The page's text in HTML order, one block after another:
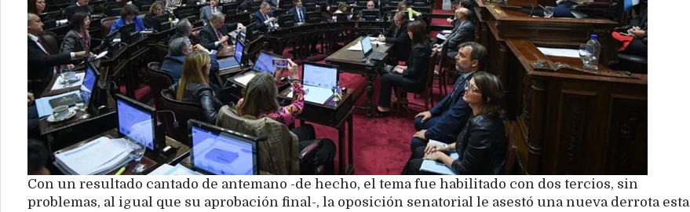
Con un resultado cantado de antemano -de hecho, el tema fue habilitado con dos tercios, sin
problemas, al igual que su aprobación final-, la oposición senatorial le asestó una nueva derrota esta